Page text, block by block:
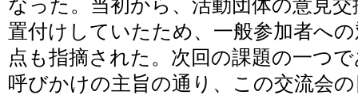
なった。当初から、活動団体の意見
置付けしていたため、一般参加者へ
点も指摘された。次回の課題の一つ
呼びかけの主旨の通り、この交流会